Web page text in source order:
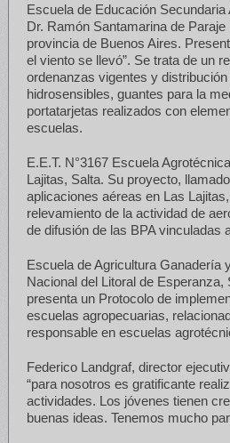
Escuela de Educación
Dr. Ramón Santamarina de Paraje
provincia de Buenos Aires.
el viento se llevó”. Se trata de un
ordenanzas vigentes y
hidrosensibles, guantes para la
portatarjetas realizados con
escuelas.
E.E.T. N°3167 Escuela
Lajitas, Salta. Su proyecto,
aplicaciones aéreas en Las
relevamiento de la actividad de
de difusión de las BPA vinculadas
Escuela de Agricultura Ganadería
Nacional del Litoral de
presenta un Protocolo de
escuelas agropecuarias,
responsable en escuelas
Federico Landgraf, director
“para nosotros es gratificante
actividades. Los jóvenes tienen
buenas ideas. Tenemos mucho